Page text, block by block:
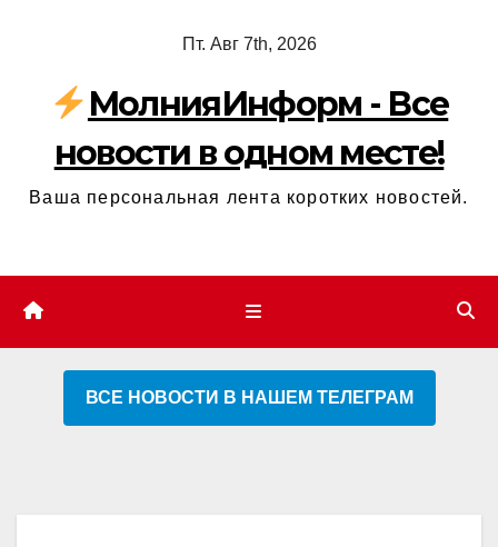
содержимому
Пт. Авг 7th, 2026
МолнияИнформ - Все
новости в одном месте!
Ваша персональная лента коротких новостей.
ВСЕ НОВОСТИ В НАШЕМ ТЕЛЕГРАМ